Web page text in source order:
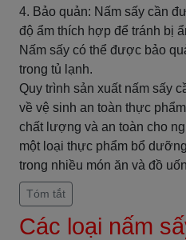
4. Bảo quản: Nấm sấy cần
độ ẩm thích hợp để tránh bị
Nấm sấy có thể được bảo
trong tủ lạnh.
Quy trình sản xuất nấm sấy
về vệ sinh an toàn thực
chất lượng và an toàn cho
một loại thực phẩm bổ
trong nhiều món ăn và đồ
Tóm tắt
Các loại nấm